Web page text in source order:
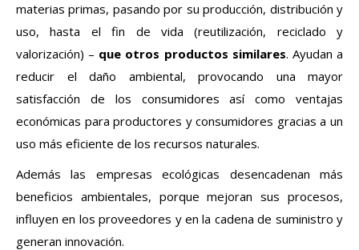
materias primas, pasando por su producción, distribución y
uso, hasta el fin de vida (reutilización, reciclado y
valorización) – que otros productos similares. Ayudan a
reducir el daño ambiental, provocando una mayor
satisfacción de los consumidores así como ventajas
económicas para productores y consumidores gracias a un
uso más eficiente de los recursos naturales.
Además las empresas ecológicas desencadenan más
beneficios ambientales, porque mejoran sus procesos,
influyen en los proveedores y en la cadena de suministro y
generan innovación.